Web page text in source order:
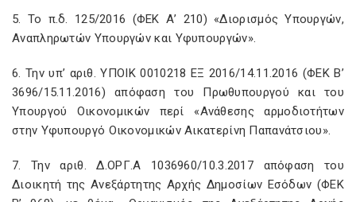
5. Το π.δ. 125/2016 (ΦΕΚ Α’ 210) «Διορισμός Υπουργών,
Αναπληρωτών Υπουργών και Υφυπουργών».
6. Την υπ’ αριθ. ΥΠΟΙΚ 0010218 ΕΞ 2016/14.11.2016 (ΦΕΚ Β’
3696/15.11.2016) απόφαση του Πρωθυπουργού και του
Υπουργού Οικονομικών περί «Ανάθεσης αρμοδιοτήτων
στην Υφυπουργό Οικονομικών Αικατερίνη Παπανάτσιου».
7. Την αριθ. Δ.ΟΡΓ.Α 1036960/10.3.2017 απόφαση του
Διοικητή της Ανεξάρτητης Αρχής Δημοσίων Εσόδων (ΦΕΚ